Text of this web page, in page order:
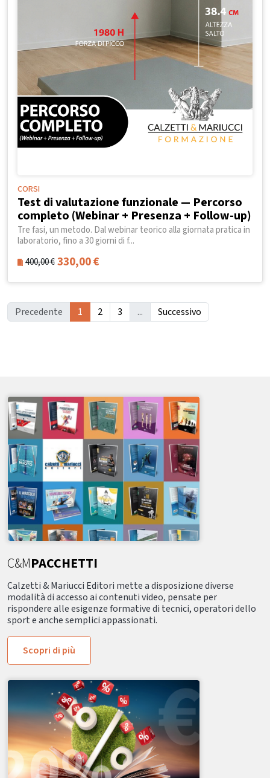
CORSI
Test di valutazione funzionale — Percorso
completo (Webinar + Presenza + Follow-up)
Tre fasi, un metodo. Dal webinar teorico alla giornata pratica in
laboratorio, fino a 30 giorni di f...
400,00€330,00€
Precedente 1 2 3 ... Successivo
C&MPACCHETTI
Calzetti & Mariucci Editori mette a disposizione diverse
modalità di accesso ai contenuti video, pensate per
rispondere alle esigenze formative di tecnici, operatori dello
sport e anche semplici appassionati.
Scopri di più